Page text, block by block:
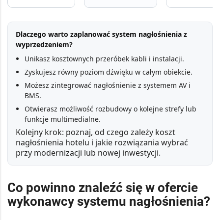
Dlaczego warto zaplanować system nagłośnienia z
wyprzedzeniem?
Unikasz kosztownych przeróbek kabli i instalacji.
Zyskujesz równy poziom dźwięku w całym obiekcie.
Możesz zintegrować nagłośnienie z systemem AV i
BMS.
Otwierasz możliwość rozbudowy o kolejne strefy lub
funkcje multimedialne.
Kolejny krok: poznaj, od czego zależy koszt
nagłośnienia hotelu i jakie rozwiązania wybrać
przy modernizacji lub nowej inwestycji.
Co powinno znaleźć się w ofercie
wykonawcy systemu nagłośnienia?